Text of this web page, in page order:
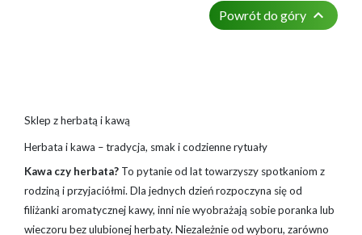
Powrót do góry 
Sklep z herbatą i kawą
Herbata i kawa – tradycja, smak i codzienne rytuały
Kawa czy herbata? To pytanie od lat towarzyszy spotkaniom z
rodziną i przyjaciółmi. Dla jednych dzień rozpoczyna się od
filiżanki aromatycznej kawy, inni nie wyobrażają sobie poranka lub
wieczoru bez ulubionej herbaty. Niezależnie od wyboru, zarówno